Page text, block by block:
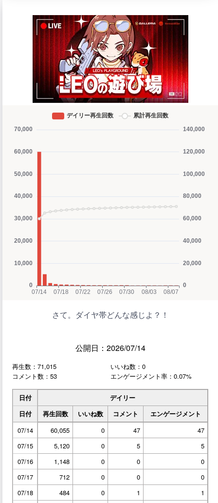
さて。ダイヤ帯どんな感じよ？！
公開日：2026/07/14
再生数：71,015
いいね数：0
コメント数：53
エンゲージメント率：0.07%
日付
デイリー
日付
再生回数 いいね数 コメント
エンゲージメント
07/14
60,055 0 47
47
07/15
5,120 0 5
5
07/16
1,148 0 0
0
07/17
712 0 0
0
07/18
484 0 1
1